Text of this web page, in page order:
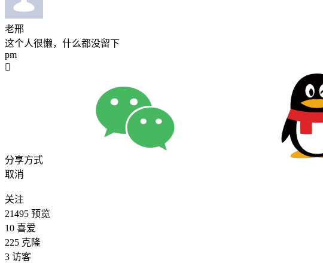
老邢
这个人很懒，什么都没留下
pm

分享方式
取消
关注
21495 预览
10 喜爱
225 克隆
3 访客